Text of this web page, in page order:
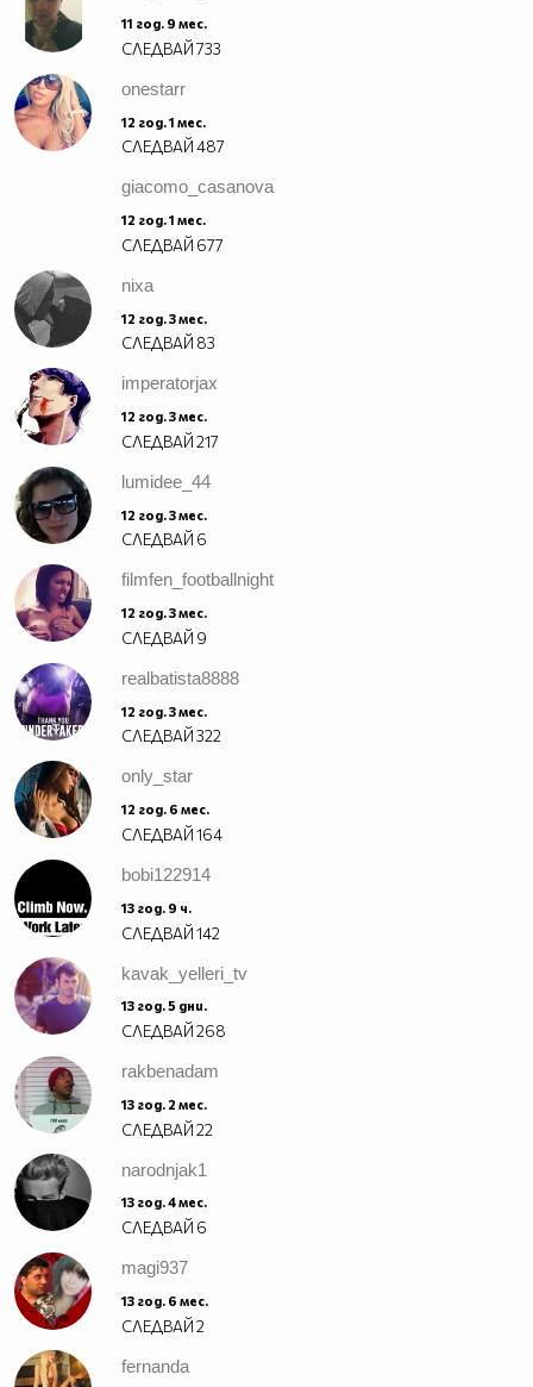
11 год. 9 мес.
СЛЕДВАЙ733
onestarr
12 год. 1 мес.
СЛЕДВАЙ487
giacomo_casanova
12 год. 1 мес.
СЛЕДВАЙ 677
nixa
12 год. 3 мес.
СЛЕДВАЙ 83
imperatorjax
12 год. 3 мес.
СЛЕДВАЙ217
lumidee_44
12 год. 3 мес.
СЛЕДВАЙ 6
filmfen_footballnight
12 год. 3 мес.
СЛЕДВАЙ 9
realbatista8888
12 год. 3 мес.
СЛЕДВАЙ322
only_star
12 год. 6 мес.
СЛЕДВАЙ164
bobi122914
13 год. 9 ч.
СЛЕДВАЙ142
kavak_yelleri_tv
13 год. 5 дни.
СЛЕДВАЙ268
rakbenadam
13 год. 2 мес.
СЛЕДВАЙ22
narodnjak1
13 год. 4 мес.
СЛЕДВАЙ 6
magi937
13 год. 6 мес.
СЛЕДВАЙ2
fernanda